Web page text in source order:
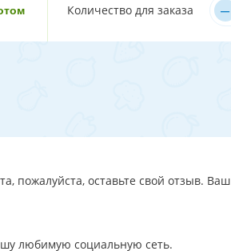
Количество для заказа –
пожалуйста, оставьте свой отзыв.
любимую социальную сеть.